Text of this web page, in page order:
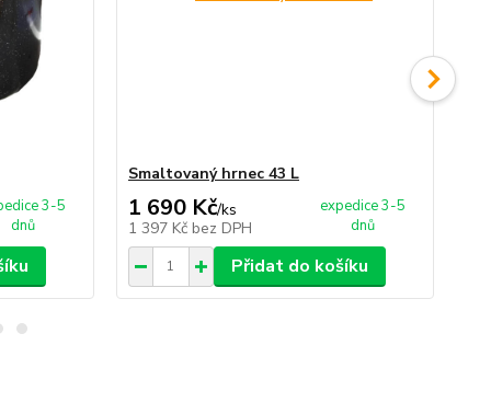
3-5
dnů
Smaltovaný hrnec 43 L
1 690 Kč/ks
1 397 Kč bez DPH
expedice 3-5
dnů
Přidat do košíku